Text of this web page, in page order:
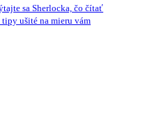
sa Sherlocka, čo čítať
ušité na mieru vám